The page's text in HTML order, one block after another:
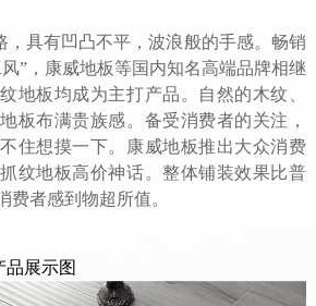
，具有凹凸不平，波浪般的手感。畅销
”，康威地板等国内知名高端品牌相继
地板均成为主打产品。自然的木纹、
板布满贵族感。备受消费者的关注，
住想摸一下。康威地板推出大众消费
纹地板高价神话。整体铺装效果比普
费者感到物超所值。
品展示图